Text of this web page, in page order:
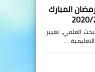
المبارك
العلمي، تغيير
…